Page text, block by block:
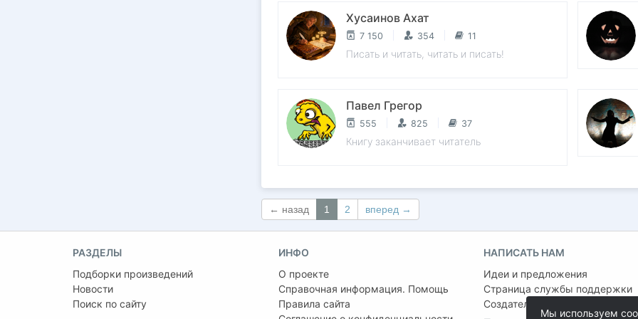
Хусаинов Ахат
7 150 354 11
Писать и читать, читать и писать!
Павел Грегор
555 825 37
Книгу заканчивает читатель
← назад 1 2 вперед →
РАЗДЕЛЫ
Подборки произведений
Новости
Поиск по сайту
ИНФО
О проекте
Справочная информация. Помощь
Правила сайта
НАПИСАТЬ НАМ
Идеи и предложения
Страница службы поддержки
Создатель проекта:
Мы используем